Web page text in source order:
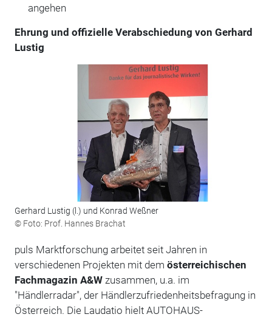
angehen
Ehrung und offizielle Verabschiedung von Gerhard
Lustig
Gerhard Lustig (l.) und Konrad Weßner
© Foto: Prof. Hannes Brachat
puls Marktforschung arbeitet seit Jahren in
verschiedenen Projekten mit dem österreichischen
Fachmagazin A&Wzusammen, u.a. im
"Händlerradar", der Händlerzufriedenheitsbefragung in
Österreich. Die Laudatio hielt AUTOHAUS-